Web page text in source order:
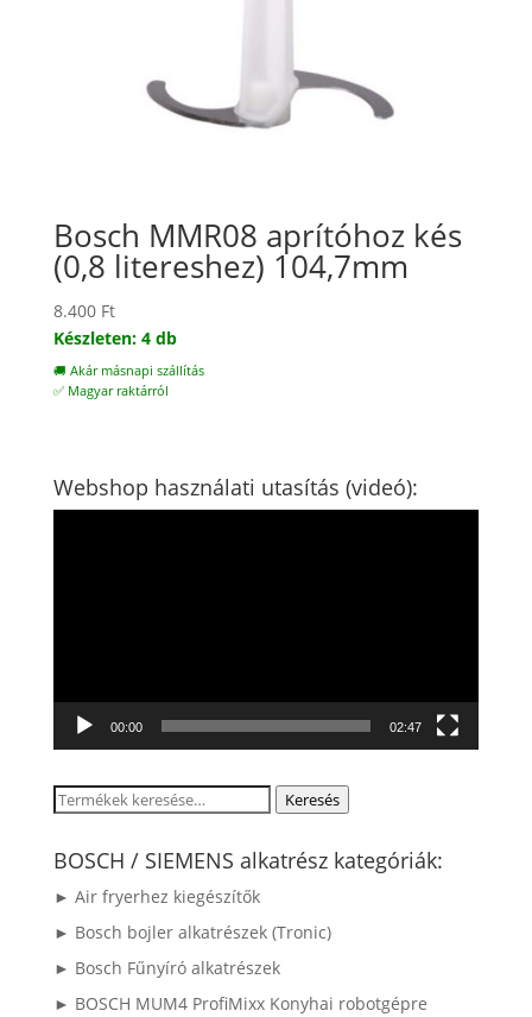
Bosch MMR08 aprítóhoz kés
(0,8 litereshez) 104,7mm
8.400 Ft
Készleten: 4 db
🚚 Akár másnapi szállítás
✅ Magyar raktárról
Webshop használati utasítás (videó):
00:00 02:47
Keresés
következőre:
Keresés
BOSCH / SIEMENS alkatrész kategóriák:
► Air fryerhez kiegészítők
► Bosch bojler alkatrészek (Tronic)
► Bosch Fűnyíró alkatrészek
► BOSCH MUM4 ProfiMixx Konyhai robotgépre